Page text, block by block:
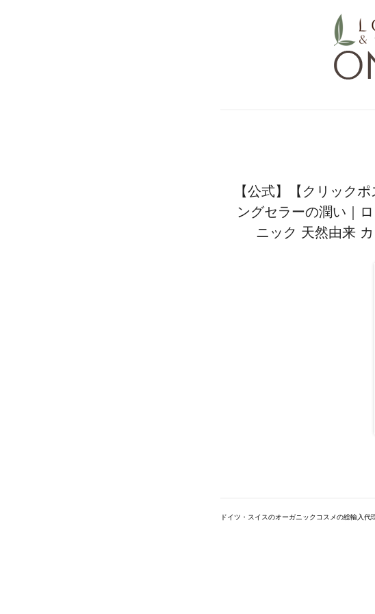
【公式】【クリック
ングセラーの潤い｜
ニック 天然由来
ドイツ・スイスのオーガニックコスメの総輸入